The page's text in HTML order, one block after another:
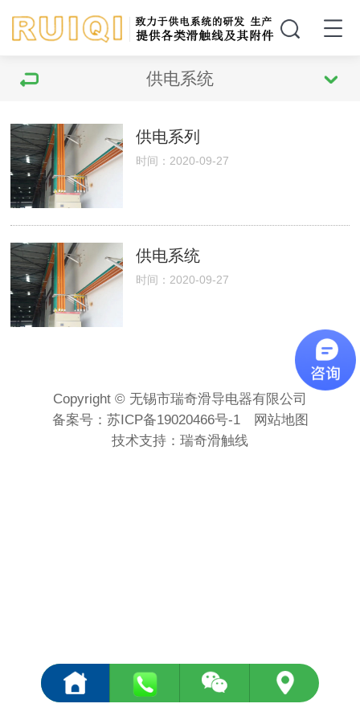
供电系统
供电系列
时间：2020-09-27
供电系统
时间：2020-09-27
Copyright © 无锡市瑞奇滑导电器有限公司
备案号： 苏ICP备19020466号-1
网站地图
技术支持： 瑞奇滑触线
<